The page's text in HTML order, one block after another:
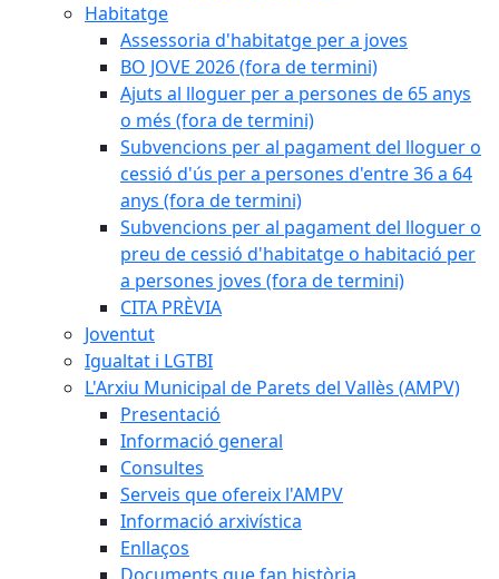
Habitatge
Assessoria d'habitatge per a joves
BO JOVE 2026 (fora de termini)
Ajuts al lloguer per a persones de 65 anys
o més (fora de termini)
Subvencions per al pagament del lloguer o
cessió d'ús per a persones d'entre 36 a 64
anys (fora de termini)
Subvencions per al pagament del lloguer o
preu de cessió d'habitatge o habitació per
a persones joves (fora de termini)
CITA PRÈVIA
Joventut
Igualtat i LGTBI
L'Arxiu Municipal de Parets del Vallès (AMPV)
Presentació
Informació general
Consultes
Serveis que ofereix l'AMPV
Informació arxivística
Enllaços